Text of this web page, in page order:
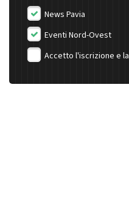
News Pavia
Eventi Nord-Ovest
Accetto l'iscrizione e la